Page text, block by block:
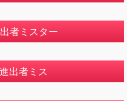
者ミスター
出者ミス